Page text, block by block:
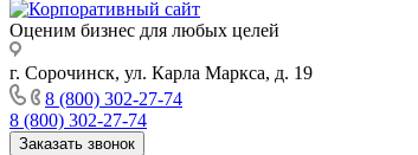
Оценим бизнес для любых целей
г. Сорочинск, ул. Карла Маркса, д. 19
8 (800) 302-27-74
8 (800) 302-27-74
Заказать звонок